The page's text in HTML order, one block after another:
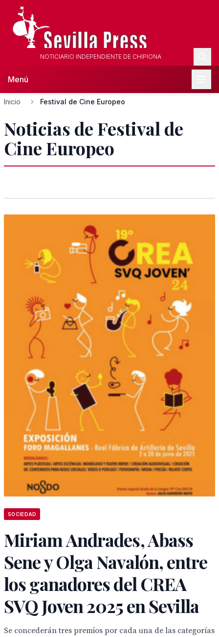
NOTICIARIO INDEPENDIENTE DE CHIPIONA
Menú
Inicio Festival de Cine Europeo
Noticias de Festival de
Cine Europeo
SOCIEDAD
Miriam Andrades, Abass
Sene y Olga Navalón, entre
los ganadores del CREA
SVQ Joven 2025 en Sevilla
Se concederán tres premios por cada una de las categorías